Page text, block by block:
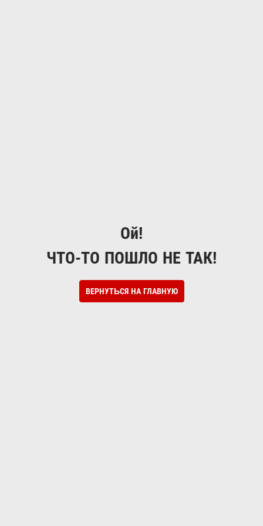
Ой!
ЧТО-ТО ПОШЛО НЕ ТАК!
ВЕРНУТЬСЯ НА ГЛАВНУЮ